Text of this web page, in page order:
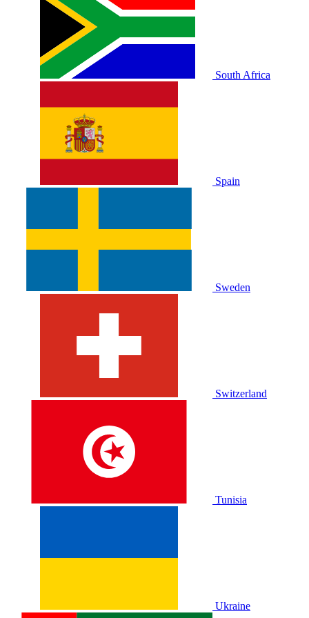
South Africa
Spain
Sweden
Switzerland
Tunisia
Ukraine